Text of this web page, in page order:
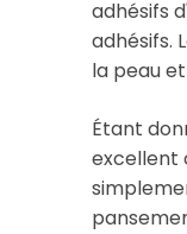
adhésifs
adhésifs.
la peau
Étant
excellent